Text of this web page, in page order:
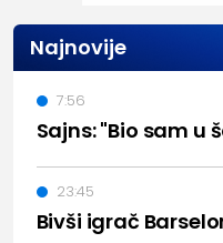
Najnovije
Sajns: "Bio sam u
7:56
Bivši igrač
23:45